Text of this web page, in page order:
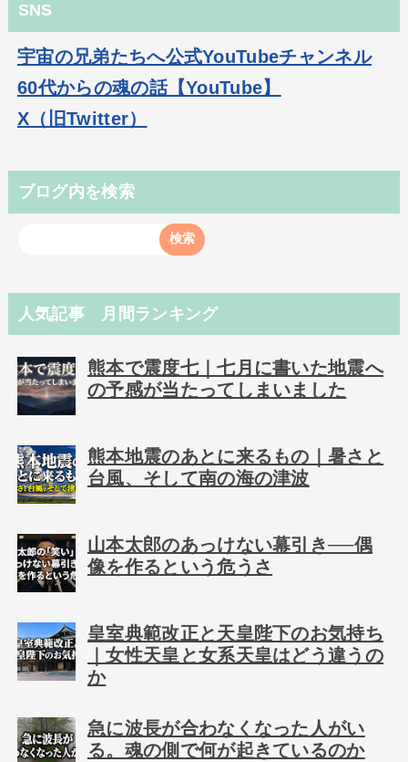
SNS
宇宙の兄弟たちへ公式YouTubeチャンネル
60代からの魂の話【YouTube】
X（旧Twitter）
ブログ内を検索
人気記事 月間ランキング
熊本で震度七｜七月に書いた地震へ
の予感が当たってしまいました
熊本地震のあとに来るもの｜暑さと
台風、そして南の海の津波
山本太郎のあっけない幕引き──偶
像を作るという危うさ
皇室典範改正と天皇陛下のお気持ち
｜女性天皇と女系天皇はどう違うの
か
急に波長が合わなくなった人がい
る。魂の側で何が起きているのか